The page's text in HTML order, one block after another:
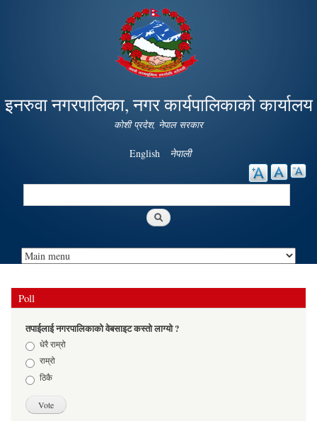
Skip to
main
content
इनरुवा नगरपालिका, नगर कार्यपालिकाको कार्यालय
कोशी प्रदेश, नेपाल सरकार
English नेपाली
Search
Poll
तपाईलाई नगरपालिकाको वेबसाइट कस्तो लाग्यो ?
Choicesधेरै राम्रो
राम्रो
ठिकै